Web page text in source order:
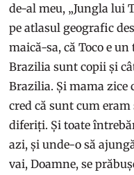
de-al meu, „Jungla lui
pe atlasul geografic
maică-sa, că Toco e
Brazilia sunt copii și
Brazilia. Și mama zice
cred că sunt cum
diferiți. Și toate
azi, și unde-o să
vai, Doamne, se